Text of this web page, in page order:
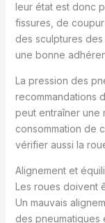
leur état est donc
fissures, de
des sculptures
une bonne
La pression des
recommandations
peut entraîner une
consommation de
vérifier aussi la
Alignement et
Les roues doivent
Un mauvais
des